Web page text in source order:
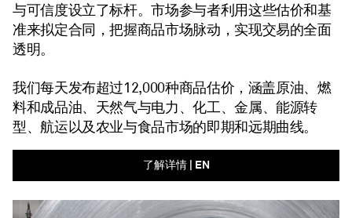
与可信度设立了标杆。市场参与者利用这些估价和基
准来拟定合同，把握商品市场脉动，实现交易的全面
透明。
我们每天发布超过12,000种商品估价，涵盖原油、燃
料和成品油、天然气与电力、化工、金属、能源转
型、航运以及农业与食品市场的即期和远期曲线。
了解详情 | EN